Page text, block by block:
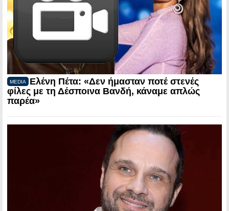
MEDIA
Ελένη Πέτα: «Δεν ήμασταν ποτέ στενές
φίλες με τη Δέσποινα Βανδή, κάναμε απλώς
παρέα»